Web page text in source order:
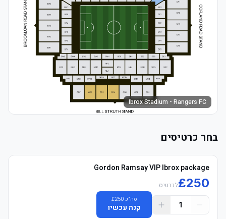
Ibrox Stadium - Rangers FC
בחר כרטיסים
Gordon Ramsay VIP Ibrox package
£250 לכרטיס
1
סה"כ £250
קנה עכשיו